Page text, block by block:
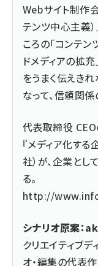
Webサイト制作会
テンツ中心主義
ころの「コンテン
ドメディアの拡
をうまく伝えき
なって、信頼関
代表取締役 CEO
『メディア化す
社）が、企業と
る。
http://
シナリオ原案：
クリエイティブデ
オ・編集の代表